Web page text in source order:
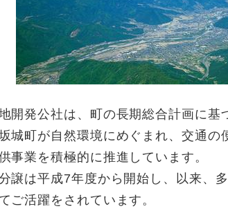
開発公社は、町の長期総合計画に基
城町が自然環境にめぐまれ、交通の
事業を積極的に推進しています。
譲は平成7年度から開始し、以来、
ご活躍をされています。